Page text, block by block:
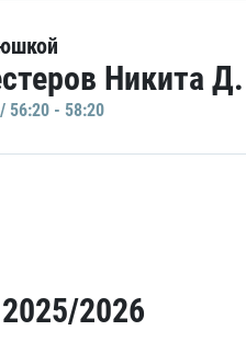
Никита Д.
56:20 - 58:20
2026